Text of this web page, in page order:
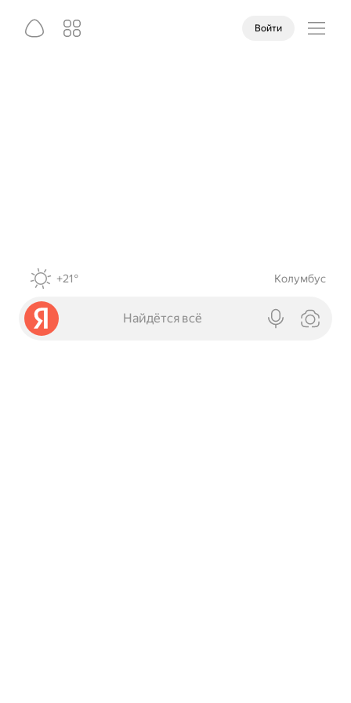
Войти
+21° Колумбус
Найдётся всё